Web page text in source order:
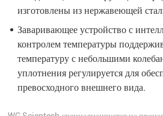
изготовлены из нержавеющей
Заваривающее устройство с
контролем температуры
температуру с небольшими
уплотнения регулируется для
превосходного внешнего вида.